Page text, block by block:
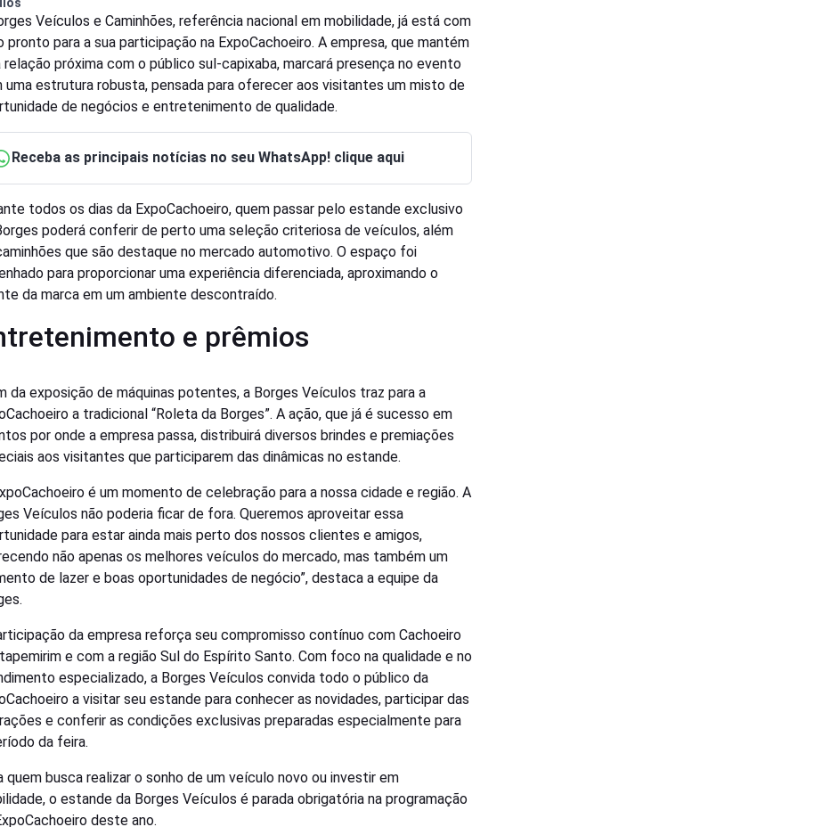
Veículos e Caminhões, referência nacional em mobilidade, já está com
pronto para a sua participação na ExpoCachoeiro. A empresa, que mantém
relação próxima com o público sul-capixaba, marcará presença no evento
uma estrutura robusta, pensada para oferecer aos visitantes um misto de
de negócios e entretenimento de qualidade.
Receba as principais notícias no seu WhatsApp! clique aqui
todos os dias da ExpoCachoeiro, quem passar pelo estande exclusivo
poderá conferir de perto uma seleção criteriosa de veículos, além
que são destaque no mercado automotivo. O espaço foi
para proporcionar uma experiência diferenciada, aproximando o
da marca em um ambiente descontraído.
e prêmios
da exposição de máquinas potentes, a Borges Veículos traz para a
a tradicional “Roleta da Borges”. A ação, que já é sucesso em
por onde a empresa passa, distribuirá diversos brindes e premiações
aos visitantes que participarem das dinâmicas no estande.
é um momento de celebração para a nossa cidade e região. A
Veículos não poderia ficar de fora. Queremos aproveitar essa
para estar ainda mais perto dos nossos clientes e amigos,
não apenas os melhores veículos do mercado, mas também um
de lazer e boas oportunidades de negócio”, destaca a equipe da
da empresa reforça seu compromisso contínuo com Cachoeiro
e com a região Sul do Espírito Santo. Com foco na qualidade e no
especializado, a Borges Veículos convida todo o público da
a visitar seu estande para conhecer as novidades, participar das
e conferir as condições exclusivas preparadas especialmente para
da feira.
quem busca realizar o sonho de um veículo novo ou investir em
o estande da Borges Veículos é parada obrigatória na programação
deste ano.